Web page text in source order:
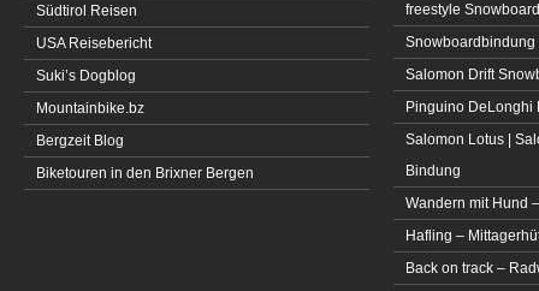
Südtirol Reisen
USA Reisebericht
Suki’s Dogblog
Mountainbike.bz
Bergzeit Blog
Biketouren in den Brixner Bergen
freestyle Snowboard
Snowboardbindung
Salomon Drift
Pinguino DeLonghi
Salomon Lotus |
Bindung
Wandern mit Hund
Hafling –
Back on track –